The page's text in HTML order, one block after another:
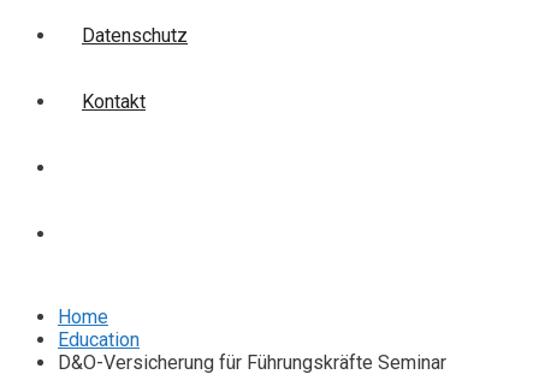
Datenschutz
Kontakt
Home
Education
D&O-Versicherung für Führungskräfte Seminar